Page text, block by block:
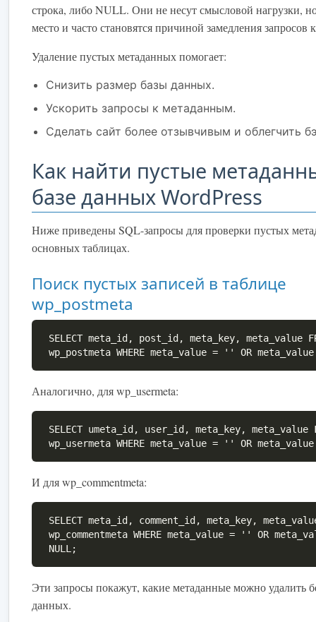
строка, либо NULL. Они не несут смысловой нагрузки,
место и часто становятся причиной замедления запросов
Удаление пустых метаданных помогает:
Снизить размер базы данных.
Ускорить запросы к метаданным.
Сделать сайт более отзывчивым и облегчить
Как найти пустые
базе данных WordPress
Ниже приведены SQL-запросы для проверки пустых
основных таблицах.
Поиск пустых записей в таблице
wp_postmeta
SELECT meta_id, post_id, meta_key, meta_value
wp_postmeta WHERE meta_value = '' OR
Аналогично, для wp_usermeta:
SELECT umeta_id, user_id, meta_key, meta_value
wp_usermeta WHERE meta_value = '' OR
И для wp_commentmeta:
SELECT meta_id, comment_id, meta_key,
wp_commentmeta WHERE meta_value = '' OR
NULL;
Эти запросы покажут, какие метаданные можно удалить
данных.